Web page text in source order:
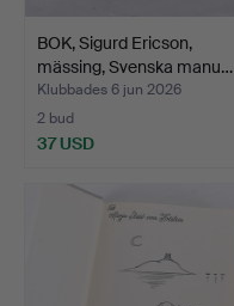
BOK, Sigurd Ericson,
mässing, Svenska manu…
Klubbades 6 jun 2026
2 bud
37 USD